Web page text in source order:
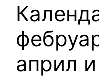
април